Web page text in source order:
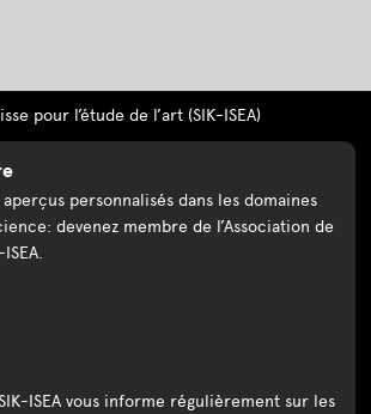
pour l’étude de l’art (SIK-ISEA)
aperçus personnalisés dans les domaines
devenez membre de l’Association de
ISEA vous informe régulièrement sur les